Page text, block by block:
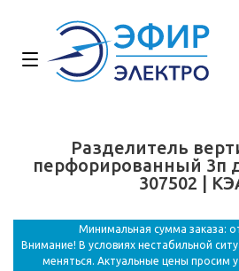
Разделитель
перфорированный 3п
307502 |
Минимальная сумма заказа:
Внимание! В условиях нестабильной
меняться. Актуальные цены просим